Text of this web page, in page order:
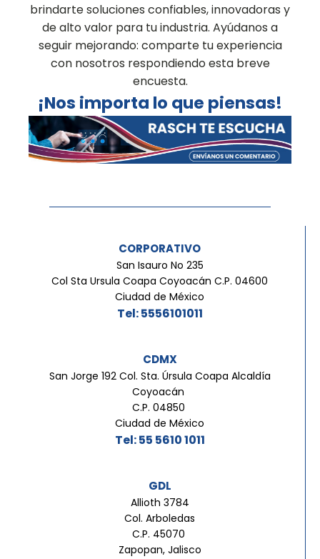
brindarte soluciones confiables, innovadoras y
de alto valor para tu industria. Ayúdanos a
seguir mejorando: comparte tu experiencia
con nosotros respondiendo esta breve
encuesta.
¡Nos importa lo que piensas!
CORPORATIVO
San Isauro No 235
Col Sta Ursula Coapa Coyoacán C.P. 04600
Ciudad de México
Tel: 5556101011
CDMX
San Jorge 192 Col. Sta. Úrsula Coapa Alcaldía
Coyoacán
C.P. 04850
Ciudad de México
Tel: 55 5610 1011
GDL
Allioth 3784
Col. Arboledas
C.P. 45070
Zapopan, Jalisco